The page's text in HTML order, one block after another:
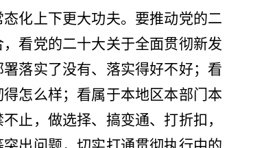
化上下更大功夫。要推动党的二
看党的二十大关于全面贯彻新发
落实了没有、落实得好不好；看
怎么样；看属于本地区本部门本
止，做选择、搞变通、打折扣，